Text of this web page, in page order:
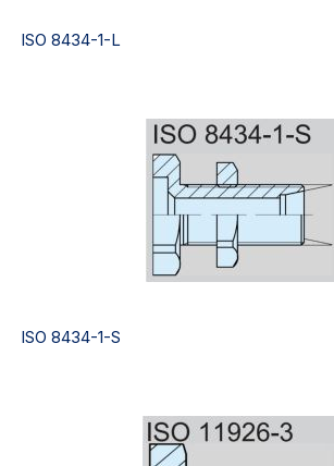
ISO 8434-1-L
ISO 8434-1-S